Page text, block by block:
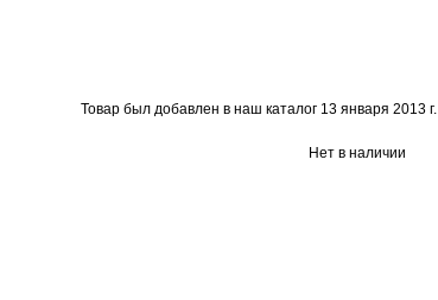
Товар был добавлен в наш каталог 13 января 2013 г.
Нет в наличии